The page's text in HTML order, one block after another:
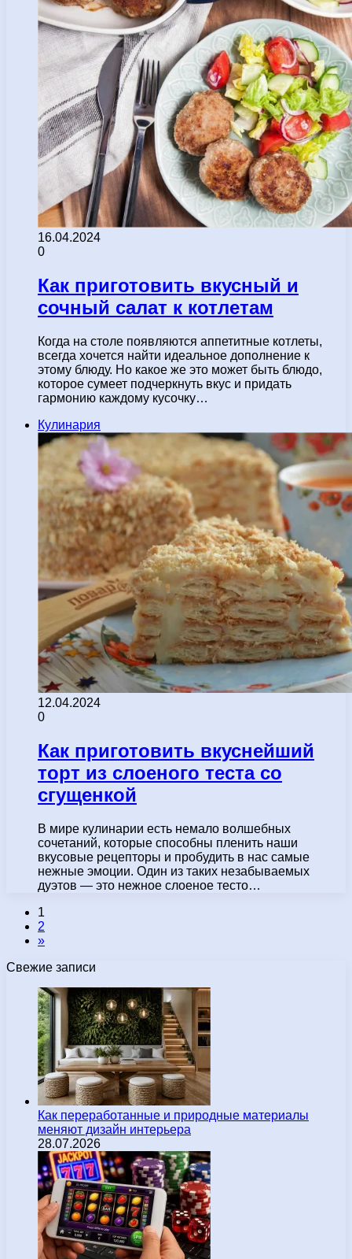
16.04.2024
0
Как приготовить вкусный и
сочный салат к котлетам
Когда на столе появляются аппетитные котлеты,
всегда хочется найти идеальное дополнение к
этому блюду. Но какое же это может быть блюдо,
которое сумеет подчеркнуть вкус и придать
гармонию каждому кусочку…
Кулинария
12.04.2024
0
Как приготовить вкуснейший
торт из слоеного теста со
сгущенкой
В мире кулинарии есть немало волшебных
сочетаний, которые способны пленить наши
вкусовые рецепторы и пробудить в нас самые
нежные эмоции. Один из таких незабываемых
дуэтов — это нежное слоеное тесто…
1
2
»
Свежие записи
Как переработанные и природные материалы
меняют дизайн интерьера
28.07.2026